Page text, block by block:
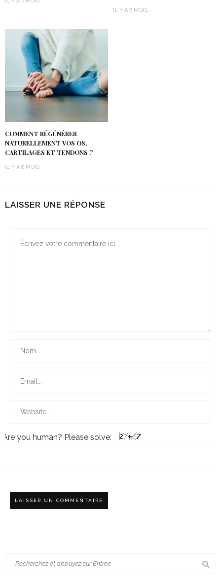
IL Y A 7 MOIS
COMMENT RÉGÉNÉRER
NATURELLEMENT VOS OS,
CARTILAGES ET TENDONS ?
IL Y A 8 MOIS
LAISSER UNE RÉPONSE
Are you human? Please solve: